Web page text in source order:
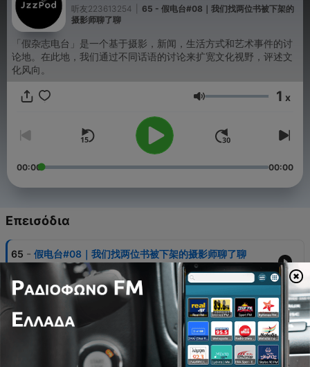
听友223613254
65 - 假电台#08｜我们找两位书被下架的
摄影师聊了聊
「假杂志电台」是一个基于摄影，新闻，生活方式和艺术事件的讨
论地。在此地，我们通过不同话语的讨论来扩宽文化视野，评述文
化风向。
Ένταση 1 x
00:00 00:00
Επεισόδια
65 - 假电台#08｜我们找两位书被下架的摄影师聊了聊
16 Δεκ 2020
64 - 假电台#0｜假杂志为什么要做电台？
17 Μάιος 2020
假电台#01｜儿童节mixtape